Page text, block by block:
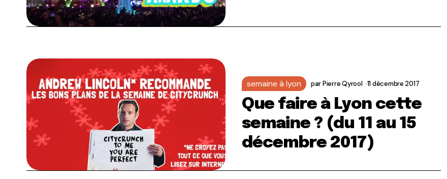
semaine à lyon parPierre Qyrool 11 décembre 2017
Que faire à Lyon cette
semaine ? (du 11 au 15
décembre 2017)